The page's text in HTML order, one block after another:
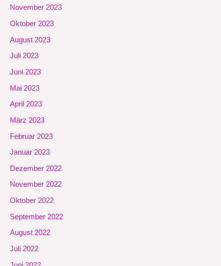
November 2023
Oktober 2023
August 2023
Juli 2023
Juni 2023
Mai 2023
April 2023
März 2023
Februar 2023
Januar 2023
Dezember 2022
November 2022
Oktober 2022
September 2022
August 2022
Juli 2022